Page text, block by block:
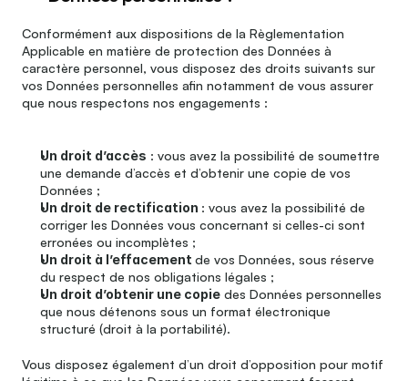
Conformément aux dispositions de la Règlementation
Applicable en matière de protection des Données à
caractère personnel, vous disposez des droits suivants sur
vos Données personnelles afin notamment de vous assurer
que nous respectons nos engagements :
Un droit d’accès : vous avez la possibilité de soumettre
une demande d’accès et d’obtenir une copie de vos
Données ;
Un droit de rectification : vous avez la possibilité de
corriger les Données vous concernant si celles-ci sont
erronées ou incomplètes ;
Un droit à l’effacement de vos Données, sous réserve
du respect de nos obligations légales ;
Un droit d’obtenir une copie des Données personnelles
que nous détenons sous un format électronique
structuré (droit à la portabilité).
Vous disposez également d’un droit d’opposition pour motif